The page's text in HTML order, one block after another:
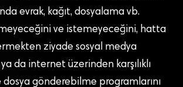
evrak, kağıt, dosyalama vb.
ve istemeyeceğini, hatta
ziyade sosyal medya
da internet üzerinden karşılıklı
gönderebilme programlarını